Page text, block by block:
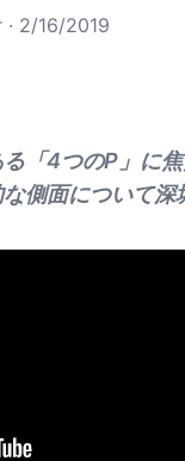
· 2/16/2019
「4つのP」に
側面について深